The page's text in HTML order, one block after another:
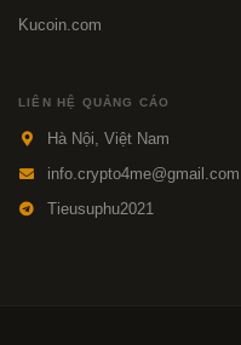
Kucoin.com
LIÊN HỆ QUẢNG CÁO
Hà Nội, Việt Nam
info.crypto4me@gmail.com
Tieusuphu2021